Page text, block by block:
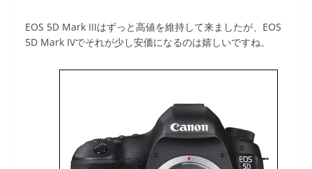
EOS 5D Mark IIIはずっと高値を維持して来ましたが、EOS
5D Mark IVでそれが少し安価になるのは嬉しいですね。